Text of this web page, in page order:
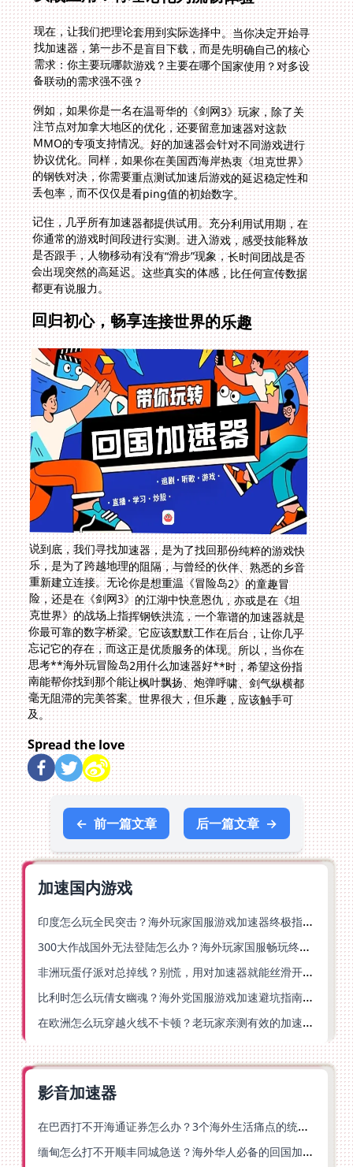
现在，让我们把理论套用到实际选择中。当你决定开始寻
找加速器，第一步不是盲目下载，而是先明确自己的核心
需求：你主要玩哪款游戏？主要在哪个国家使用？对多设
备联动的需求强不强？
例如，如果你是一名在温哥华的《剑网3》玩家，除了关
注节点对加拿大地区的优化，还要留意加速器对这款
MMO的专项支持情况。好的加速器会针对不同游戏进行
协议优化。同样，如果你在美国西海岸热衷《坦克世界》
的钢铁对决，你需要重点测试加速后游戏的延迟稳定性和
丢包率，而不仅仅是看ping值的初始数字。
记住，几乎所有加速器都提供试用。充分利用试用期，在
你通常的游戏时间段进行实测。进入游戏，感受技能释放
是否跟手，人物移动有没有“滑步”现象，长时间团战是否
会出现突然的高延迟。这些真实的体感，比任何宣传数据
都更有说服力。
回归初心，畅享连接世界的乐趣
说到底，我们寻找加速器，是为了找回那份纯粹的游戏快
乐，是为了跨越地理的阻隔，与曾经的伙伴、熟悉的乡音
重新建立连接。无论你是想重温《冒险岛2》的童趣冒
险，还是在《剑网3》的江湖中快意恩仇，亦或是在《坦
克世界》的战场上指挥钢铁洪流，一个靠谱的加速器就是
你最可靠的数字桥梁。它应该默默工作在后台，让你几乎
忘记它的存在，而这正是优质服务的体现。所以，当你在
思考**海外玩冒险岛2用什么加速器好**时，希望这份指
南能帮你找到那个能让枫叶飘扬、炮弹呼啸、剑气纵横都
毫无阻滞的完美答案。世界很大，但乐趣，应该触手可
及。
Spread the love
← 前一篇文章 后一篇文章 →
加速国内游戏
印度怎么玩全民突击？海外玩家国服游戏加速器终极指南（附原神延迟优化+精灵之境加速器选择）
300大作战国外无法登陆怎么办？海外玩家国服畅玩终极指南（附实测推荐）
非洲玩蛋仔派对总掉线？别慌，用对加速器就能丝滑开跑！
比利时怎么玩倩女幽魂？海外党国服游戏加速避坑指南（附实测推荐）
在欧洲怎么玩穿越火线不卡顿？老玩家亲测有效的加速器选择指南
影音加速器
在巴西打不开海通证券怎么办？3个海外生活痛点的统一解决方案
缅甸怎么打不开顺丰同城急送？海外华人必备的回国加速指南（附B站会员游戏解决方案）